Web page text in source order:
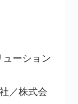
ーション
／株式会